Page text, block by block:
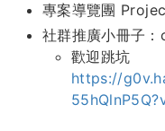
專案導覽團
社群推廣小冊子
歡迎跳坑
https://